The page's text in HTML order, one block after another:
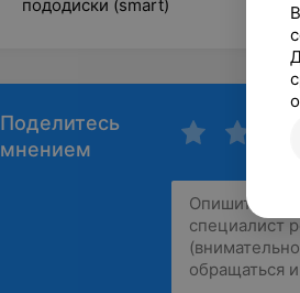
пододиски (smart)
Поделитесь
мнением